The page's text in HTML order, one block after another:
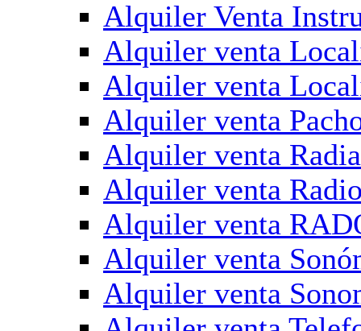
Alquiler Venta
Alquiler venta
Alquiler venta
Alquiler venta
Alquiler venta
Alquiler venta
Alquiler venta
Alquiler venta
Alquiler venta